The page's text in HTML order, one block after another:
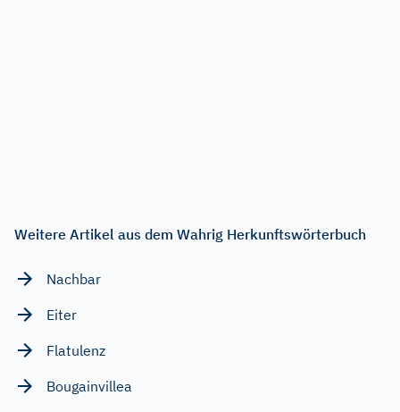
Weitere Artikel aus dem Wahrig Herkunftswörterbuch
Nachbar
Eiter
Flatulenz
Bougainvillea